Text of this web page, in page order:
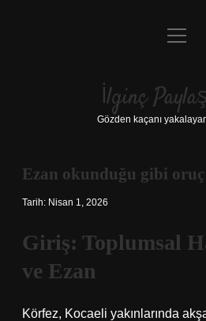
Anasayfa
Yasal Uyarı
menüyü
İlginç
Gözden kaçanı
Ezan okunduğu gibi oruç
Tarih: Nisan 1, 2026
Giriş: Toplumsal
ve Ezan
Körfez, Kocaeli yakınlarında